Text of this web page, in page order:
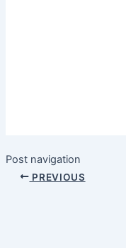
Post navigation
PREVIOUS